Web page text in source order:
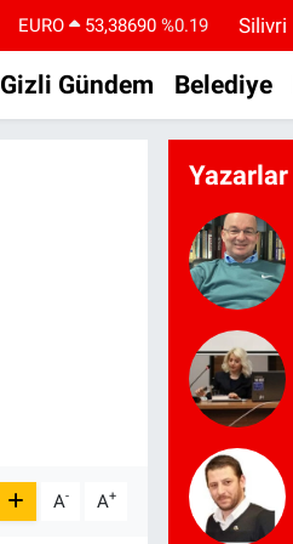
EURO 53,38690 %0.19
STERLİN
61,60380
%0.18
%0.02
Silivri
Gizli Gündem Belediye
A- A+
Yazarlar